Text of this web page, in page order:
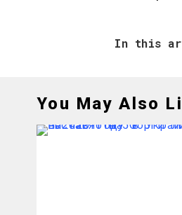
In this
You May Also